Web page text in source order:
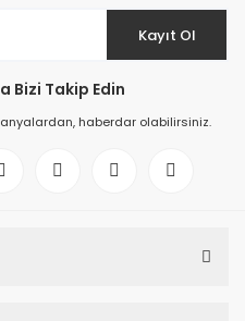
Kayıt Ol
Bizi Takip Edin
haberdar olabilirsiniz.